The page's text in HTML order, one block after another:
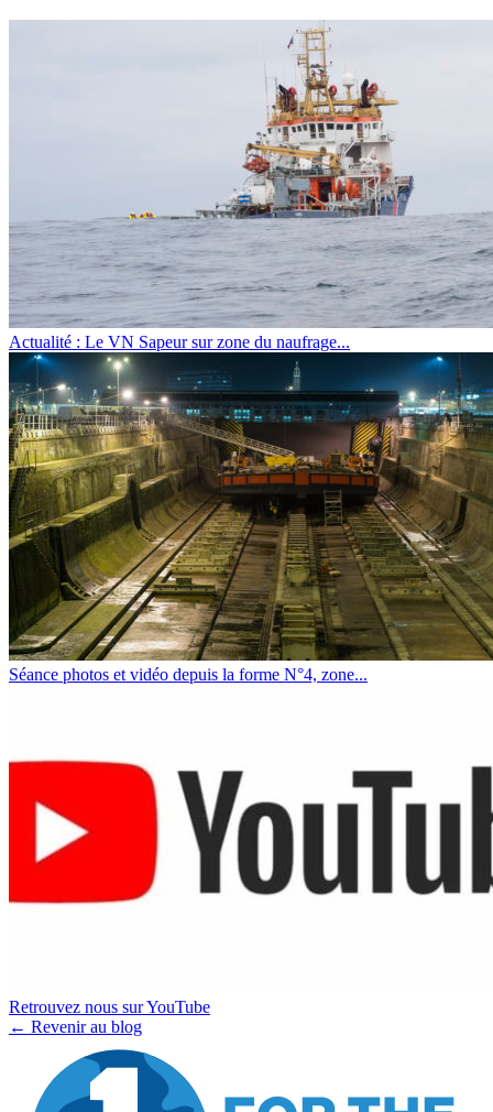
Actualité : Le VN Sapeur sur zone du naufrage...
Séance photos et vidéo depuis la forme N°4, zone...
Retrouvez nous sur YouTube
← Revenir au blog